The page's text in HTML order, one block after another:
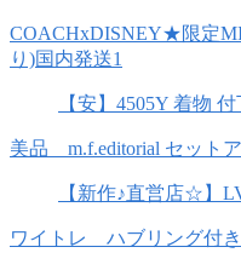
COACHxDISNEY★限定
り)国内発送1
【安】4505Y 着物
美品 m.f.editorial セット
【新作♪直営店☆】
ワイトレ ハブリング付